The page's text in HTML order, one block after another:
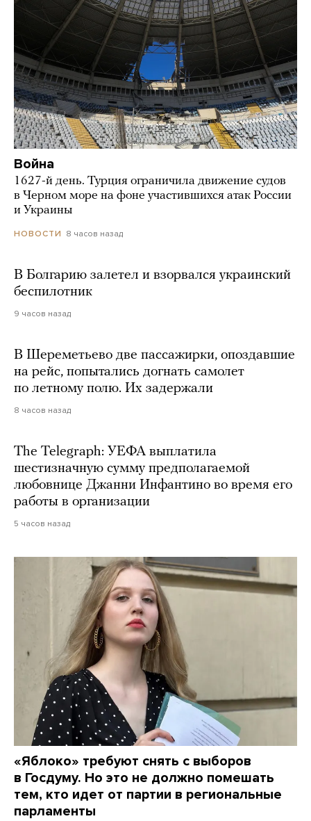
Война
1627-й день. Турция ограничила движение судов
в Черном море на фоне участившихся атак России
и Украины
НОВОСТИ 8 часов назад
В Болгарию залетел и взорвался украинский
беспилотник
9 часов назад
В Шереметьево две пассажирки, опоздавшие
на рейс, попытались догнать самолет
по летному полю. Их задержали
8 часов назад
The Telegraph: УЕФА выплатила
шестизначную сумму предполагаемой
любовнице Джанни Инфантино во время его
работы в организации
5 часов назад
«Яблоко» требуют снять с выборов
в Госдуму. Но это не должно помешать
тем, кто идет от партии в региональные
парламенты